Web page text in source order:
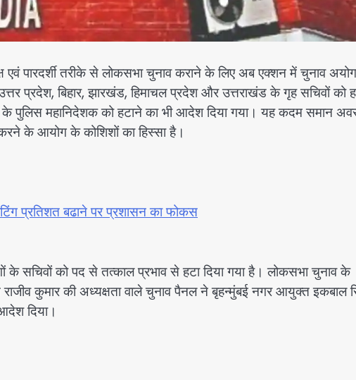
एवं पारदर्शी तरीके से लोकसभा चुनाव कराने के लिए अब एक्शन में चुनाव
प्रदेश, बिहार, झारखंड, हिमाचल प्रदेश और उत्तराखंड के गृह सचिवों को
पुलिस महानिदेशक को हटाने का भी आदेश दिया गया। यह कदम समान
के आयोग के कोशिशों का हिस्सा है।
प्रतिशत बढाने पर प्रशासन का फोकस
के सचिवों को पद से तत्काल प्रभाव से हटा दिया गया है। लोकसभा चुनाव के
कुमार की अध्यक्षता वाले चुनाव पैनल ने बृहन्मुंबई नगर आयुक्त इकबाल
दिया।